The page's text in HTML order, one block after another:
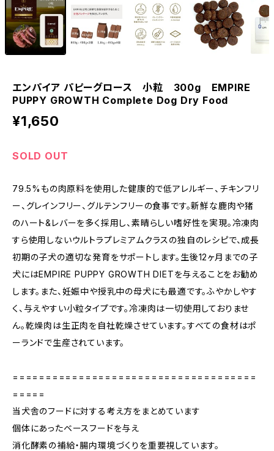
エンパイア パピーグロース 小粒 300g EMPIRE
PUPPY GROWTH Complete Dog Dry Food
¥1,650
SOLD OUT
79.5%もの肉原料を使用した健康的で低アレルギー、チキンフリ
ー、グレインフリー、グルテンフリーの食事です。新鮮な鹿肉や猪
のハート&レバーを多く採用し、素晴らしい嗜好性を実現。冷凍肉
すら使用しないウルトラプレミアムクラスの独自のレシピで、成長
初期の子犬の適切な発育をサポートします。生後12ヶ月までの子
犬にはEMPIRE PUPPY GROWTH DIETを与えることをお勧め
します。また、妊娠中や授乳中の母犬にも最適です。ふやかしやす
く、与えやすい小粒タイプです。冷凍肉は一切使用しておりませ
ん。乾燥肉は生正肉を自社乾燥させています。すべての食材はポ
ーランドで生産されています。
=====================================
=====
当犬舎のフードに対する考え方をまとめています
個体にあったベースフードを与え
消化酵素の補給・腸内環境づくりを重要視しています。